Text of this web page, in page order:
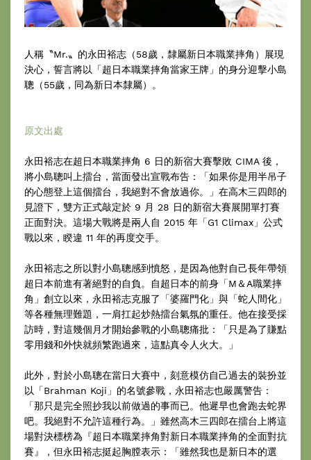
人稱〝Mr.〟的永田裕志（58歲，隸屬新日本職業摔角）展現
決心，誓言將以「超日本職業摔角當家王牌」的身分迎擊小島
聰（55歲，同為新日本隸屬）。
原文出處
永田裕志在超日本職業摔角 6 日的新宿大賽擊敗 CIMA 後，
將小島聰叫上擂台，當面發出宣戰布告：「如果你是用半吊子
的心態登上這個擂台，我絕對不會放過你。」在高木三四郎的
見證下，雙方正式敲定於 9 月 28 日的新宿大賽展開單打賽
正面對決。這場大戰將是兩人自 2015 年「G1 Climax」公式
戰以來，睽違 11 年的再度交手。
永田裕志之所以對小島聰感到憤怒，是因為他對自己長年帶領
超日本前進有著絕對的自負。自超日本的前身「M＆A職業摔
角」創立以來，永田裕志克服了「婆羅門化」與「蛇人間化」
等各種無理難題，一肩扛起炒熱擂台氣氛的重任。他在接受採
訪時，對這幾個月才開始參戰的小島聰痛批：「只是為了賺點
零用錢和外快就頻繁跑過來，這點真令人火大。」
此外，對於小島聰在當日大賽中，刻意模仿自己過去的裝扮並
以「Brahman Koji」的名號參戰，永田裕志也嚴厲警告：
「那只是完全照抄我以前做過的事而已。他遲早也會跑去蛇界
吧。我絕對不允許這種行為。」雖然高木三四郎在擂台上將這
場對決標榜為『超日本職業摔角對新日本職業摔角的全面對抗
賽』，但永田裕志挺起胸膛表示：「雖然我也是新日本的選